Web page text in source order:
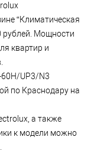
“Климатическая
рублей. Мощности
квартир и
60H/UP3/N3
по Краснодару на
а также
к модели можно